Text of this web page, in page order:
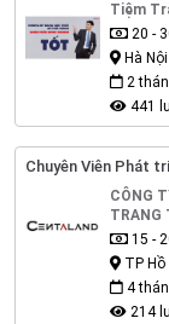
Tiệm
20 -
Hà Nội
2
441
Chuyên Viên Phát
CÔNG
TRANG
15 -
TP Hồ
4
214